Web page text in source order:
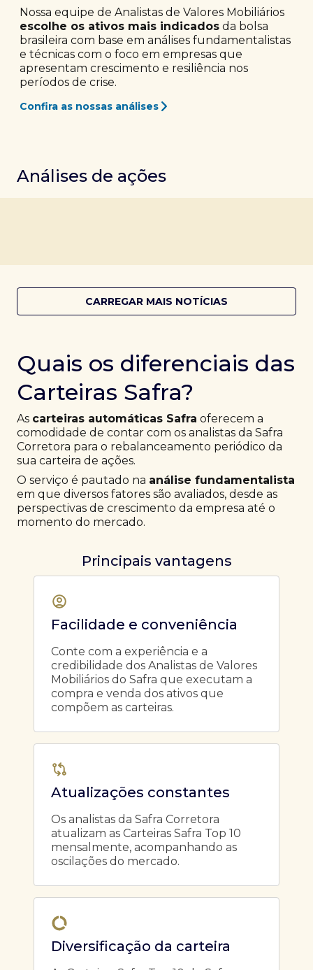
Nossa equipe de Analistas de Valores Mobiliários
escolhe os ativos mais indicados da bolsa
brasileira com base em análises fundamentalistas
e técnicas com o foco em empresas que
apresentam crescimento e resiliência nos
períodos de crise.
Confira as nossas análises
Análises de ações
CARREGAR MAIS NOTÍCIAS
Quais os diferenciais das
Carteiras Safra?
As carteiras automáticas Safra oferecem a
comodidade de contar com os analistas da Safra
Corretora para o rebalanceamento periódico da
sua carteira de ações.
O serviço é pautado na análise fundamentalista
em que diversos fatores são avaliados, desde as
perspectivas de crescimento da empresa até o
momento do mercado.
Principais vantagens
Facilidade e conveniência
Conte com a experiência e a
credibilidade dos Analistas de Valores
Mobiliários do Safra que executam a
compra e venda dos ativos que
compõem as carteiras.
Atualizações constantes
Os analistas da Safra Corretora
atualizam as Carteiras Safra Top 10
mensalmente, acompanhando as
oscilações do mercado.
Diversificação da carteira